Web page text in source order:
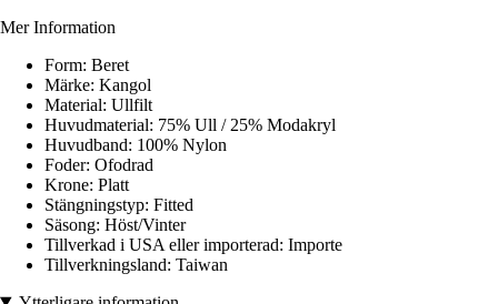
Mer Information
Form: Beret
Märke: Kangol
Material: Ullfilt
Huvudmaterial: 75% Ull / 25% Modakryl
Huvudband: 100% Nylon
Foder: Ofodrad
Krone: Platt
Stängningstyp: Fitted
Säsong: Höst/Vinter
Tillverkad i USA eller importerad: Importe
Tillverkningsland: Taiwan